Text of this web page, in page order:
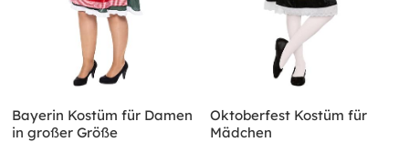
Bayerin Kostüm für Damen
in großer Größe
Oktoberfest Kostüm für
Mädchen